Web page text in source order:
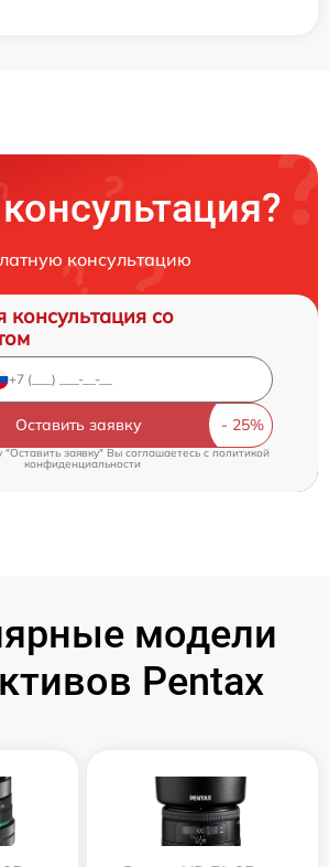
консультацию
консультация со
Оставить заявку
заявку" Вы соглашаетесь cполитикой
конфиденциальности
модели
Pentax